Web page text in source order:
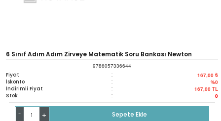
6 Sınıf Adım Adım Zirveye Matematik Soru Bankası Newton
Yayınları
9786057336644
Fiyat : 167,00 ₺
İskonto : %0
İndirimli Fiyat : 167,00 TL
Stok : 0
- +
Sepete Ekle